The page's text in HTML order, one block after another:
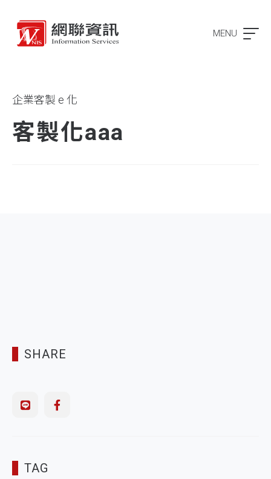
MENU
企業客製 e 化
客製化aaa
SHARE
TAG